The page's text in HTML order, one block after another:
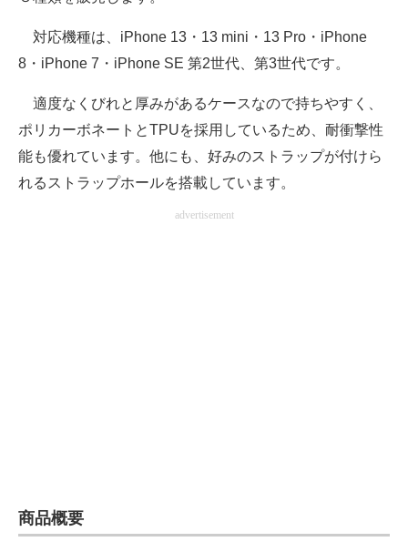
対応機種は、iPhone 13・13 mini・13 Pro・iPhone
8・iPhone 7・iPhone SE 第2世代、第3世代です。
適度なくびれと厚みがあるケースなので持ちやすく、
ポリカーボネートとTPUを採用しているため、耐衝撃性
能も優れています。他にも、好みのストラップが付けら
れるストラップホールを搭載しています。
advertisement
商品概要